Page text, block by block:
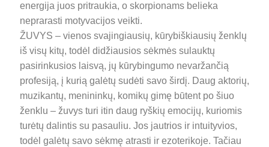
energija juos pritraukia, o skorpionams belieka
neprarasti motyvacijos veikti.
ŽUVYS – vienos svajingiausių, kūrybiškiausių ženklų
iš visų kitų, todėl didžiausios sėkmės sulauktų
pasirinkusios laisvą, jų kūrybingumo nevaržančią
profesiją, į kurią galėtų sudėti savo širdį. Daug aktorių,
muzikantų, menininkų, komikų gimę būtent po šiuo
ženklu – žuvys turi itin daug ryškių emocijų, kuriomis
turėtų dalintis su pasauliu. Jos jautrios ir intuityvios,
todėl galėtų savo sėkmę atrasti ir ezoterikoje. Tačiau